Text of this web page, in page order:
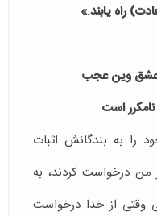
راه یابند.»
وین عجب
است
را به بندگانش اثبات
من درخواست کردند، به
وقتی از خدا درخواست